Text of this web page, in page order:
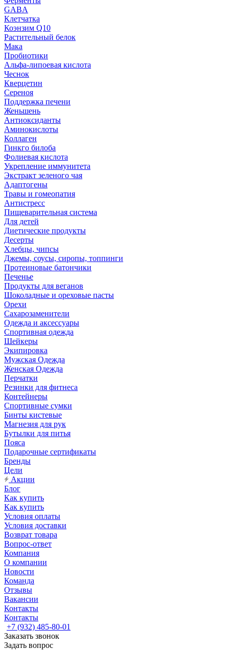
GABA
Клетчатка
Коэнзим Q10
Растительный белок
Мака
Пробиотики
Альфа-липоевая кислота
Чеснок
Кверцетин
Сереноя
Поддержка печени
Женьшень
Антиоксиданты
Аминокислоты
Коллаген
Гинкго билоба
Фолиевая кислота
Укрепление иммунитета
Экстракт зеленого чая
Адаптогены
Травы и гомеопатия
Антистресс
Пищеварительная система
Для детей
Диетические продукты
Десерты
Хлебцы, чипсы
Джемы, соусы, сиропы, топпинги
Протеиновые батончики
Печенье
Продукты для веганов
Шоколадные и ореховые пасты
Орехи
Сахарозаменители
Одежда и аксессуары
Спортивная одежда
Шейкеры
Экипировка
Мужская Одежда
Женская Одежда
Перчатки
Резинки для фитнеса
Контейнеры
Спортивные сумки
Бинты кистевые
Магнезия для рук
Бутылки для питья
Пояса
Подарочные сертификаты
Бренды
Цели
Акции
Блог
Как купить
Как купить
Условия оплаты
Условия доставки
Возврат товара
Вопрос-ответ
Компания
О компании
Новости
Команда
Отзывы
Вакансии
Контакты
Контакты
+7 (932) 485-80-01
Заказать звонок
Задать вопрос